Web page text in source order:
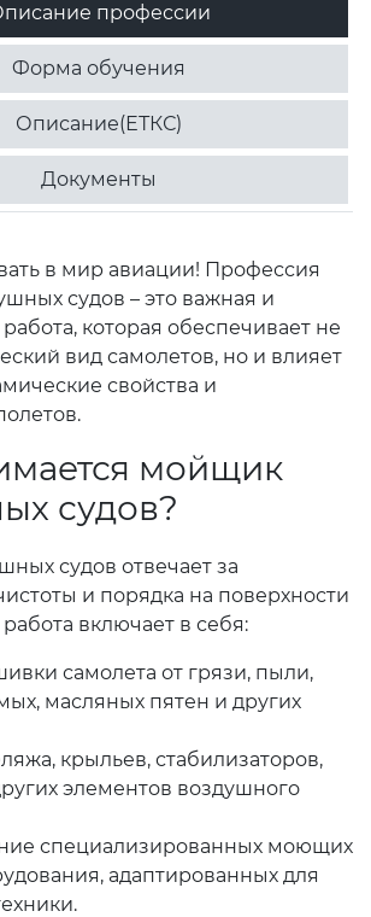
профессии
Форма обучения
Описание(ЕТКС)
Документы
в мир авиации! Профессия
судов – это важная и
которая обеспечивает не
вид самолетов, но и влияет
свойства и
мойщик
судов?
судов отвечает за
и порядка на поверхности
включает в себя:
самолета от грязи, пыли,
масляных пятен и других
крыльев, стабилизаторов,
элементов воздушного
специализированных моющих
адаптированных для